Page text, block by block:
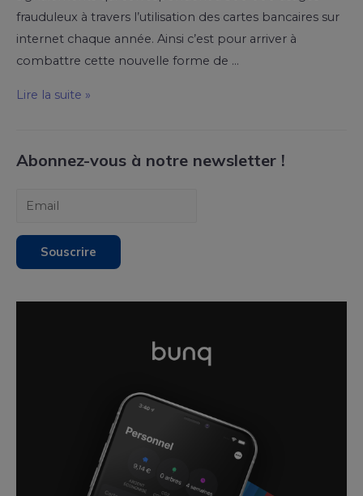
frauduleux à travers l’utilisation des cartes bancaires sur
internet chaque année. Ainsi c’est pour arriver à
combattre cette nouvelle forme de …
Lire la suite »
Abonnez-vous à notre newsletter !